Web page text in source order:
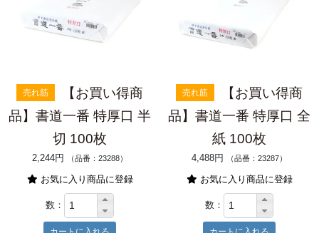
売れ筋
【お買い得商
品】書道一番 特厚口 半
切 100枚
2,244円 （品番：23288）
お気に入り商品に登録
数：
売れ筋
【お買い得商
品】書道一番 特厚口 全
紙 100枚
4,488円 （品番：23287）
お気に入り商品に登録
数：